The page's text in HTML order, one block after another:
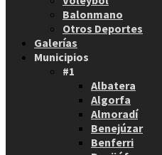
Balonmano
Otros Deportes
Galerías
Municipios
#1
Albatera
Algorfa
Almoradí
Benejúzar
Benferri